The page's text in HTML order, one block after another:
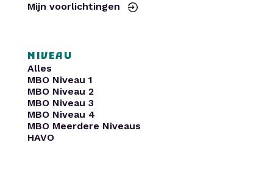
Mijn voorlichtingen
NIVEAU
Alles
MBO Niveau 1
MBO Niveau 2
MBO Niveau 3
MBO Niveau 4
MBO Meerdere Niveaus
HAVO